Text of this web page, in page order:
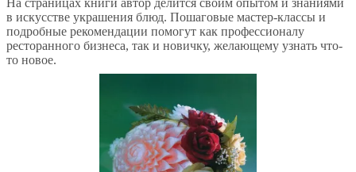
На страницах книги автор делится своим опытом и знаниями
в искусстве украшения блюд. Пошаговые мастер-классы и
подробные рекомендации помогут как профессионалу
ресторанного бизнеса, так и новичку, желающему узнать что-
то новое.